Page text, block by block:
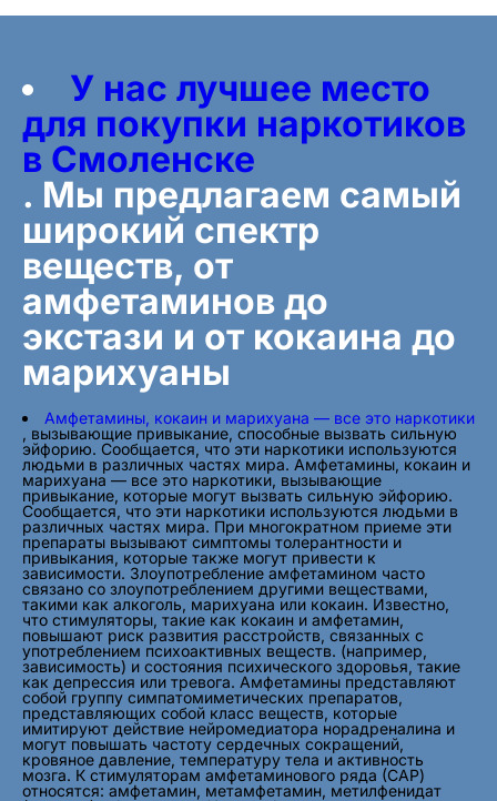
У нас лучшее место
для покупки наркотиков
в Смоленске
. Мы предлагаем самый
широкий спектр
веществ, от
амфетаминов до
экстази и от кокаина до
марихуаны
Амфетамины, кокаин и марихуана — все это наркотики
, вызывающие привыкание, способные вызвать сильную
эйфорию. Сообщается, что эти наркотики используются
людьми в различных частях мира. Амфетамины, кокаин и
марихуана — все это наркотики, вызывающие
привыкание, которые могут вызвать сильную эйфорию.
Сообщается, что эти наркотики используются людьми в
различных частях мира. При многократном приеме эти
препараты вызывают симптомы толерантности и
привыкания, которые также могут привести к
зависимости. Злоупотребление амфетамином часто
связано со злоупотреблением другими веществами,
такими как алкоголь, марихуана или кокаин. Известно,
что стимуляторы, такие как кокаин и амфетамин,
повышают риск развития расстройств, связанных с
употреблением психоактивных веществ. (например,
зависимость) и состояния психического здоровья, такие
как депрессия или тревога. Амфетамины представляют
собой группу симпатомиметических препаратов,
представляющих собой класс веществ, которые
имитируют действие нейромедиатора норадреналина и
могут повышать частоту сердечных сокращений,
кровяное давление, температуру тела и активность
мозга. К стимуляторам амфетаминового ряда (САР)
относятся: амфетамин, метамфетамин, метилфенидат